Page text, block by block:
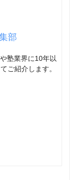
部
塾業界に10年以
ご紹介します。